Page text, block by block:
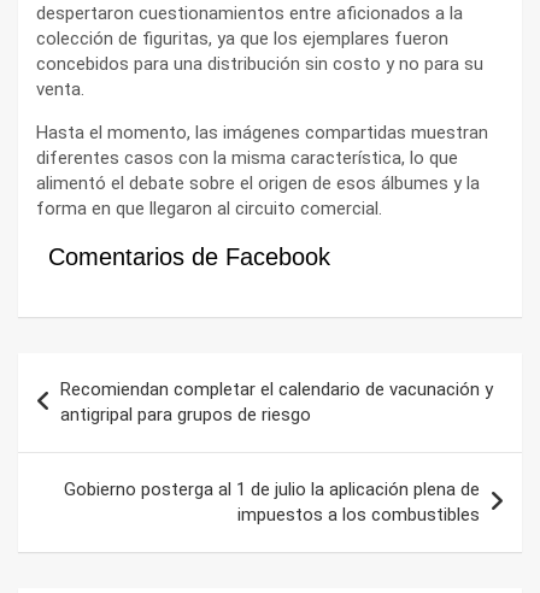
despertaron cuestionamientos entre aficionados a la
colección de figuritas, ya que los ejemplares fueron
concebidos para una distribución sin costo y no para su
venta.
Hasta el momento, las imágenes compartidas muestran
diferentes casos con la misma característica, lo que
alimentó el debate sobre el origen de esos álbumes y la
forma en que llegaron al circuito comercial.
Comentarios de Facebook
de
entradas
Recomiendan completar el calendario de vacunación y
antigripal para grupos de riesgo
Gobierno posterga al 1 de julio la aplicación plena de
impuestos a los combustibles